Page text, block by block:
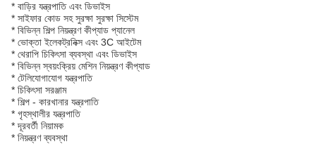
* বাড়ির যন্ত্রপাতি এবং ডিভাইস
* সাইফার কোড সহ সুরক্ষা সুরক্ষা সিস্টেম
* বিভিন্ন শিল্প নিয়ন্ত্রণ কীপ্যাড প্যানেল
* ভোক্তা ইলেকট্রনিক্স এবং 3C আইটেম
* থেরাপি চিকিৎসা ব্যবস্থা এবং ডিভাইস
* বিভিন্ন স্বয়ংক্রিয় মেশিন নিয়ন্ত্রণ কীপ্যাড
* টেলিযোগাযোগ যন্ত্রপাতি
* চিকিৎসা সরঞ্জাম
* শিল্প - কারখানার যন্ত্রপাতি
* গৃহস্থালীর যন্ত্রপাতি
* দূরবর্তী নিয়ামক
* নিয়ন্ত্রণ ব্যবস্থা